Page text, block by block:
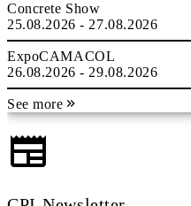
Concrete Show
25.08.2026 - 27.08.2026
ExpoCAMACOL
26.08.2026 - 29.08.2026
See more